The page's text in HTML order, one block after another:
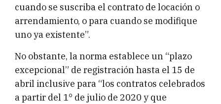
cuando se suscriba el contrato de locación o
arrendamiento, o para cuando se modifique
uno ya existente”.
No obstante, la norma establece un “plazo
excepcional” de registración hasta el 15 de
abril inclusive para “los contratos celebrados
a partir del 1° de julio de 2020 y que